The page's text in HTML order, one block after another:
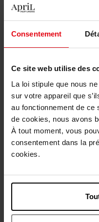
Consentement
Ce site web utilise des
La loi stipule que nous
sur votre appareil que
au fonctionnement de ce
de cookies, nous avons
À tout moment, vous
consentement dans la
cookies.
Livraison gratuite à
Retour gratuit dans
Description
Caractéristiques